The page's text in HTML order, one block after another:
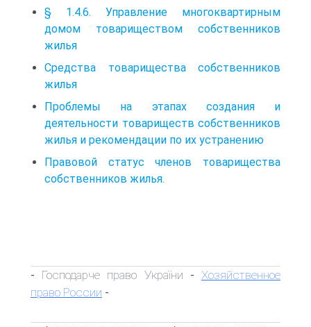
§ 1.4.6. Управление многоквартирным
домом товариществом собственников
жилья
Средства товарищества собственников
жилья
Проблемы на этапах создания и
деятельности товариществ собственников
жилья и рекомендации по их устранению
Правовой статус членов товарищества
собственников жилья.
- Господарче право України - Хозяйственное
право России -